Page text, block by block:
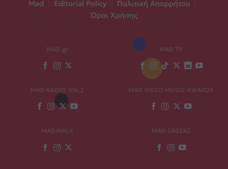
Mad
Editorial Policy Πολιτική Απορρήτου
Όροι Χρήσης
MAD.gr MAD TV
MAD RADIO 106,2 MAD VIDEO MUSIC AWARDS
MADWALK MAD GREEKZ